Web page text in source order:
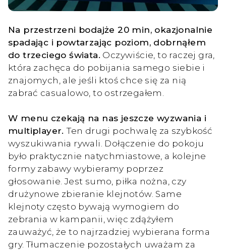
Na przestrzeni bodajże 20 min, okazjonalnie
spadając i powtarzając poziom, dobrnąłem
do trzeciego świata. Oczywiście, to raczej gra,
która zachęca do pobijania samego siebie i
znajomych, ale jeśli ktoś chce się za nią
zabrać casualowo, to ostrzegałem.
W menu czekają na nas jeszcze wyzwania i
multiplayer.Ten drugi pochwalę za szybkość
wyszukiwania rywali. Dołączenie do pokoju
było praktycznie natychmiastowe, a kolejne
formy zabawy wybieramy poprzez
głosowanie. Jest sumo, piłka nożna, czy
drużynowe zbieranie klejnotów. Same
klejnoty często bywają wymogiem do
zebrania w kampanii, więc zdążyłem
zauważyć, że to najrzadziej wybierana forma
gry. Tłumaczenie pozostałych uważam za